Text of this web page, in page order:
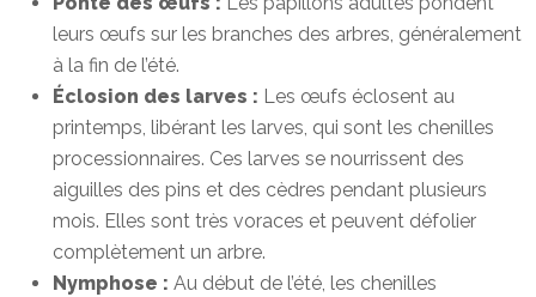
leurs œufs sur les branches des arbres, généralement
à la fin de l’été.
Éclosion des larves : Les œufs éclosent au
printemps, libérant les larves, qui sont les chenilles
processionnaires. Ces larves se nourrissent des
aiguilles des pins et des cèdres pendant plusieurs
mois. Elles sont très voraces et peuvent défolier
complètement un arbre.
Nymphose : Au début de l’été, les chenilles